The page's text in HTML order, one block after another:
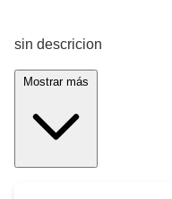
sin descricion